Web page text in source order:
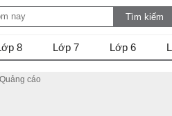
8 Lớp 7 Lớp 6